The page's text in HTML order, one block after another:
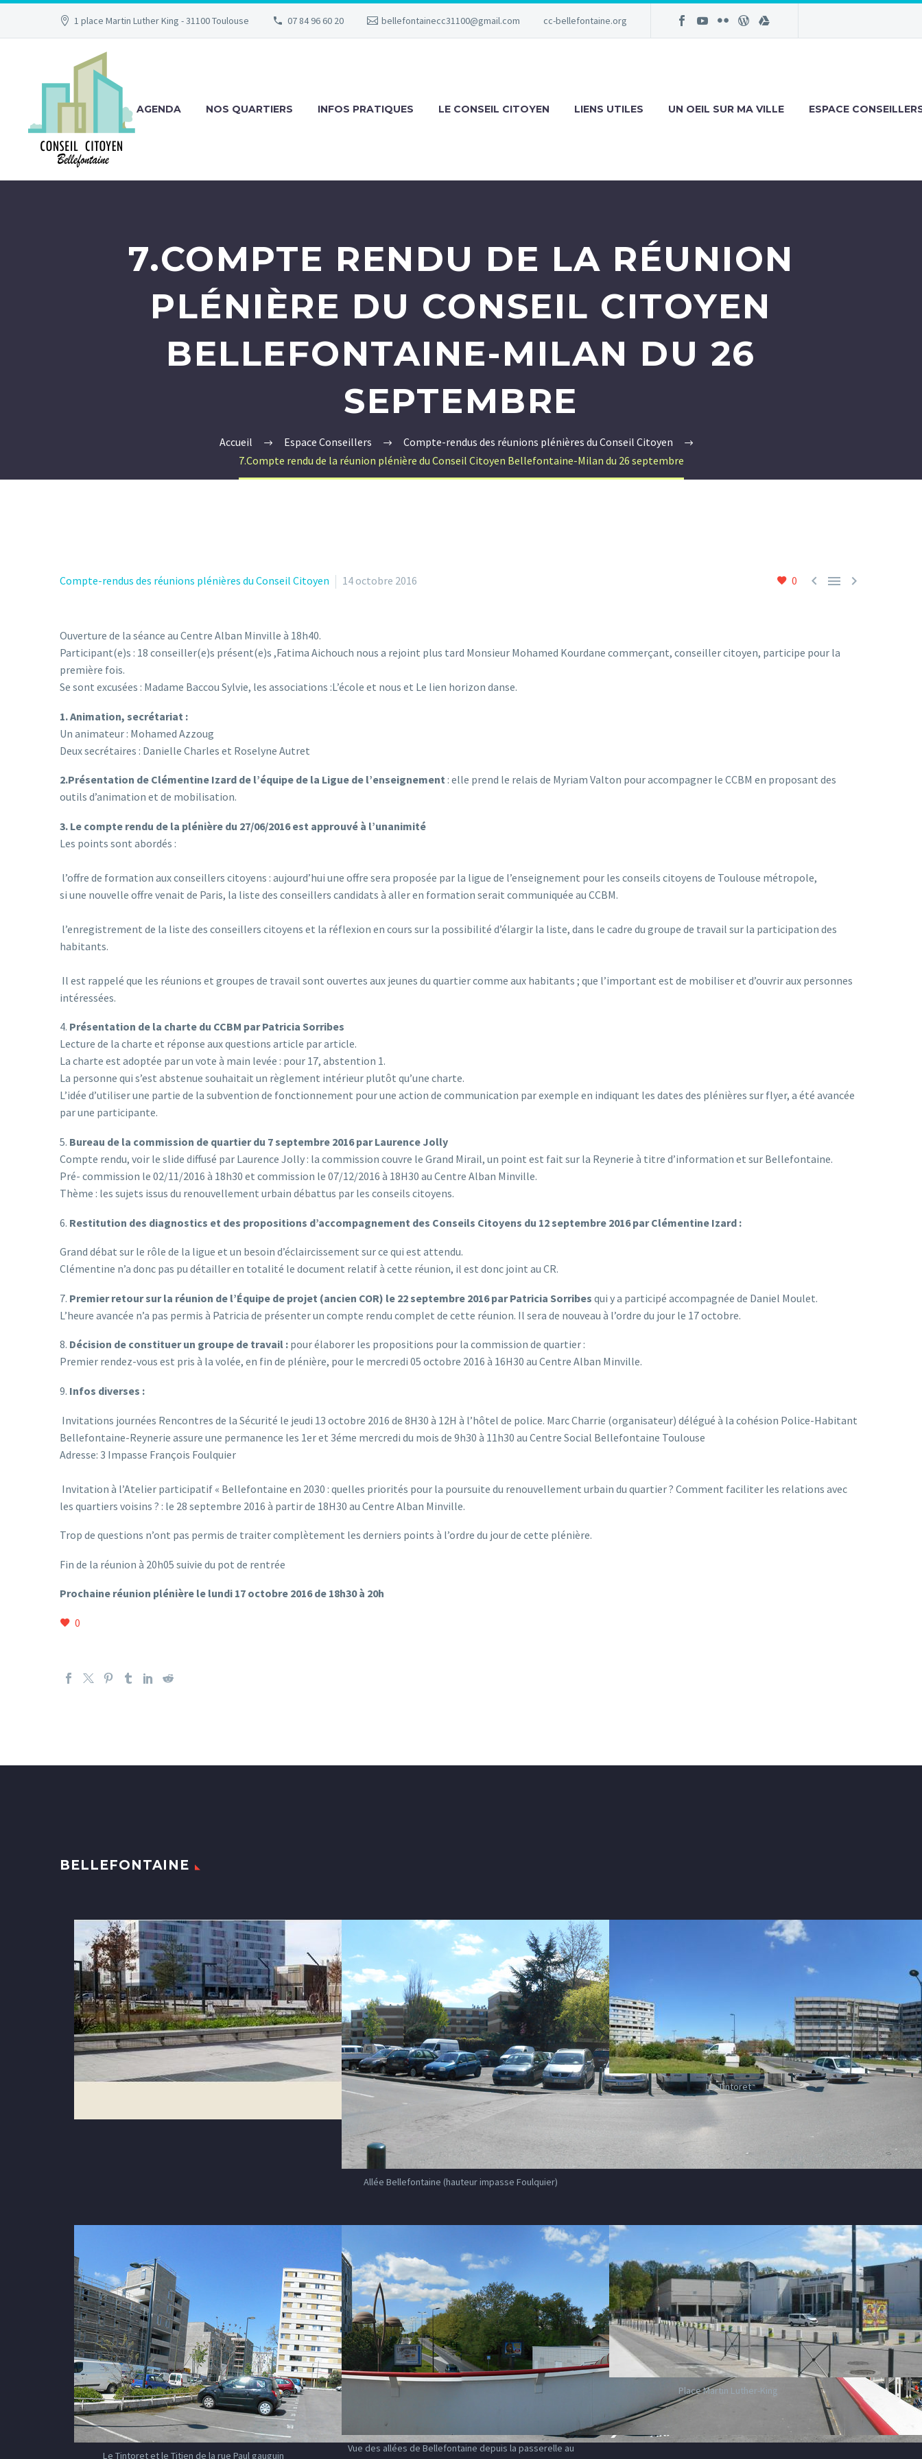
1 place Martin Luther King - 31100 Toulouse 07 84 96 60 20 bellefontainecc31100@gmail.com cc-bellefontaine.org
AGENDA NOS QUARTIERS INFOS PRATIQUES LE CONSEIL CITOYEN LIENS UTILES UN OEIL SUR MA VILLE ESPACE
7.COMPTE RENDU DE LA RÉUNION
PLÉNIÈRE DU CONSEIL CITOYEN
BELLEFONTAINE-MILAN DU 26
SEPTEMBRE
Accueil Espace Conseillers
Compte-rendus des réunions plénières du Conseil Citoyen
7.Compte rendu de la réunion plénière du Conseil Citoyen Bellefontaine-Milan du 26 septembre
0   
Compte-rendus des réunions plénières du Conseil Citoyen 14 octobre 2016
Ouverture de la séance au Centre Alban Minville à 18h40.
Participant(e)s : 18 conseiller(e)s présent(e)s ,Fatima Aichouch nous a rejoint plus tard Monsieur Mohamed Kourdane commerçant, conseiller citoyen, participe pour la
première fois.
Se sont excusées : Madame Baccou Sylvie, les associations :L’école et nous et Le lien horizon danse.
1. Animation, secrétariat :
Un animateur : Mohamed Azzoug
Deux secrétaires : Danielle Charles et Roselyne Autret
2.Présentation de Clémentine Izard de l’équipe de la Ligue de l’enseignement : elle prend le relais de Myriam Valton pour accompagner le CCBM en proposant des
outils d’animation et de mobilisation.
3. Le compte rendu de la plénière du 27/06/2016 est approuvé à l’unanimité
Les points sont abordés :
l’offre de formation aux conseillers citoyens : aujourd’hui une offre sera proposée par la ligue de l’enseignement pour les conseils citoyens de Toulouse métropole,
si une nouvelle offre venait de Paris, la liste des conseillers candidats à aller en formation serait communiquée au CCBM.
l’enregistrement de la liste des conseillers citoyens et la réflexion en cours sur la possibilité d’élargir la liste, dans le cadre du groupe de travail sur la participation des
habitants.
Il est rappelé que les réunions et groupes de travail sont ouvertes aux jeunes du quartier comme aux habitants ; que l’important est de mobiliser et d’ouvrir aux personnes
intéressées.
4. Présentation de la charte du CCBM par Patricia Sorribes
Lecture de la charte et réponse aux questions article par article.
La charte est adoptée par un vote à main levée : pour 17, abstention 1.
La personne qui s’est abstenue souhaitait un règlement intérieur plutôt qu’une charte.
L’idée d’utiliser une partie de la subvention de fonctionnement pour une action de communication par exemple en indiquant les dates des plénières sur flyer, a été avancée
par une participante.
5. Bureau de la commission de quartier du 7 septembre 2016 par Laurence Jolly
Compte rendu, voir le slide diffusé par Laurence Jolly : la commission couvre le Grand Mirail, un point est fait sur la Reynerie à titre d’information et sur Bellefontaine.
Pré- commission le 02/11/2016 à 18h30 et commission le 07/12/2016 à 18H30 au Centre Alban Minville.
Thème : les sujets issus du renouvellement urbain débattus par les conseils citoyens.
6. Restitution des diagnostics et des propositions d’accompagnement des Conseils Citoyens du 12 septembre 2016 par Clémentine Izard :
Grand débat sur le rôle de la ligue et un besoin d’éclaircissement sur ce qui est attendu.
Clémentine n’a donc pas pu détailler en totalité le document relatif à cette réunion, il est donc joint au CR.
7. Premier retour sur la réunion de l’Équipe de projet (ancien COR) le 22 septembre 2016 par Patricia Sorribes qui y a participé accompagnée de Daniel Moulet.
L’heure avancée n’a pas permis à Patricia de présenter un compte rendu complet de cette réunion. Il sera de nouveau à l’ordre du jour le 17 octobre.
8. Décision de constituer un groupe de travail : pour élaborer les propositions pour la commission de quartier :
Premier rendez-vous est pris à la volée, en fin de plénière, pour le mercredi 05 octobre 2016 à 16H30 au Centre Alban Minville.
9. Infos diverses :
Invitations journées Rencontres de la Sécurité le jeudi 13 octobre 2016 de 8H30 à 12H à l’hôtel de police. Marc Charrie (organisateur) délégué à la cohésion Police-Habitant
Bellefontaine-Reynerie assure une permanence les 1er et 3éme mercredi du mois de 9h30 à 11h30 au Centre Social Bellefontaine Toulouse
Adresse: 3 Impasse François Foulquier
Invitation à l’Atelier participatif « Bellefontaine en 2030 : quelles priorités pour la poursuite du renouvellement urbain du quartier ? Comment faciliter les relations avec
les quartiers voisins ? : le 28 septembre 2016 à partir de 18H30 au Centre Alban Minville.
Trop de questions n’ont pas permis de traiter complètement les derniers points à l’ordre du jour de cette plénière.
Fin de la réunion à 20h05 suivie du pot de rentrée
Prochaine réunion plénière le lundi 17 octobre 2016 de 18h30 à 20h
0
BELLEFONTAINE
Allée Bellefontaine (hauteur impasse Foulquier)
Le Tintoret
Le Tintoret et le Titien de la rue Paul gauguin
Vue des allées de Bellefontaine depuis la passerelle au
Place Martin Luther-King